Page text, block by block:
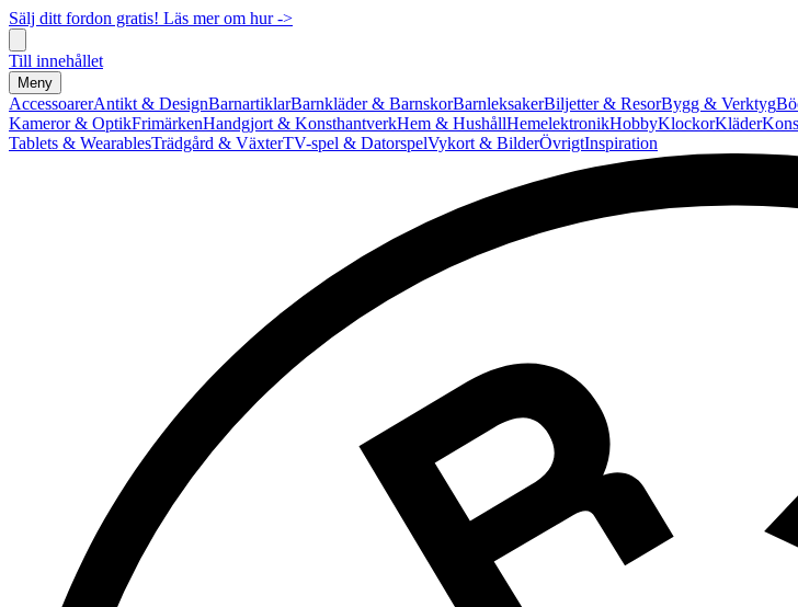
Sälj ditt fordon gratis! Läs mer om hur ->
Till innehållet
Meny
AccessoarerAntikt & DesignBarnartiklarBarnkläder & BarnskorBarnleksakerBiljetter & ResorBygg & Verktyg
Kameror & OptikFrimärkenHandgjort & KonsthantverkHem & HushållHemelektronikHobbyKlockorKläder
Tablets & WearablesTrädgård & VäxterTV-spel & DatorspelVykort & BilderÖvrigtInspiration